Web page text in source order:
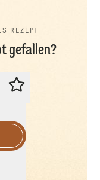
REZEPT
gefallen?
SIE DIESES